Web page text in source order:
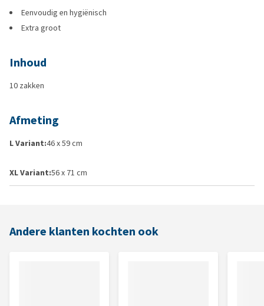
Eenvoudig en hygiënisch
Extra groot
Inhoud
10 zakken
Afmeting
L Variant:46 x 59 cm
XL Variant:56 x 71 cm
Andere klanten kochten ook